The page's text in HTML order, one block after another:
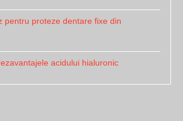
pentru proteze dentare fixe din
acidului hialuronic